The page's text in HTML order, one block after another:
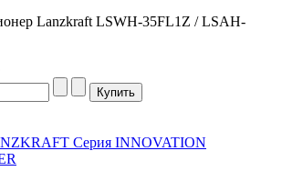
Lanzkraft LSWH-35FL1Z / LSAH-
Серия INNOVATION